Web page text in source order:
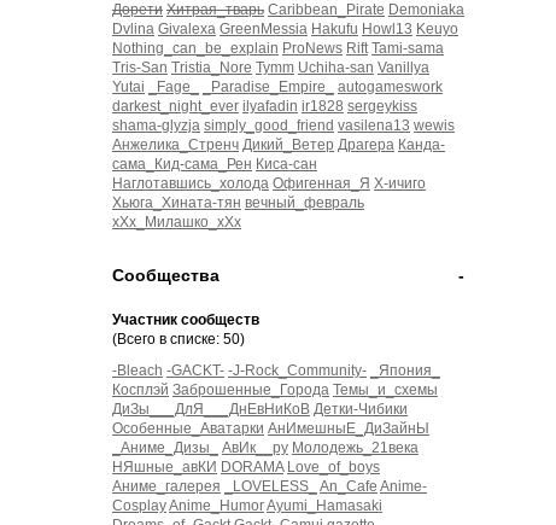
Дорети Хитрая_тварь Caribbean_Pirate Demoniaka
Dvlina Givalexa GreenMessia Hakufu Howl13 Keuyo
Nothing_can_be_explain ProNews Rift Tami-sama
Tris-San Tristia_Nore Tymm Uchiha-san Vanillya
Yutai
_Fage_ _Paradise_Empire_
autogameswork
darkest_night_ever ilyafadin ir1828 sergeykiss
shama-glyzja simply_good_friend vasilena13 wewis
Анжелика_Стренч Дикий_Ветер Драгера Канда-
сама_Кид-сама_Рен Киса-сан
Наглотавшись_холода Офигенная_Я Х-ичиго
Хьюга_Хината-тян вечный_февраль
хХх_Милашко_хХх
-
Сообщества
Участник сообществ
(Всего в списке: 50)
-Bleach -GACKT- -J-Rock_Community-
_Япония_
Косплэй Заброшенные_Города Темы_и_схемы
ДиЗы___ДлЯ___ДнЕвНиКоВ Детки-Чибики
Особенные_Аватарки АнИмешныЕ_ДиЗайнЫ
_Аниме_Дизы_
АвИк__ру Молодежь_21века
НЯшные_авКИ DORAMA Love_of_boys
Аниме_галерея
_LOVELESS_ An_Cafe Anime-
CosplayAnime_HumorAyumi_Hamasaki